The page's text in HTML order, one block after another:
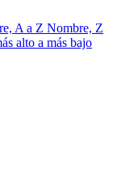
A a Z Nombre, Z
alto a más bajo